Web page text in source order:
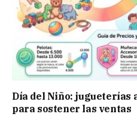
Día del Niño: jugueterías
para sostener las ventas